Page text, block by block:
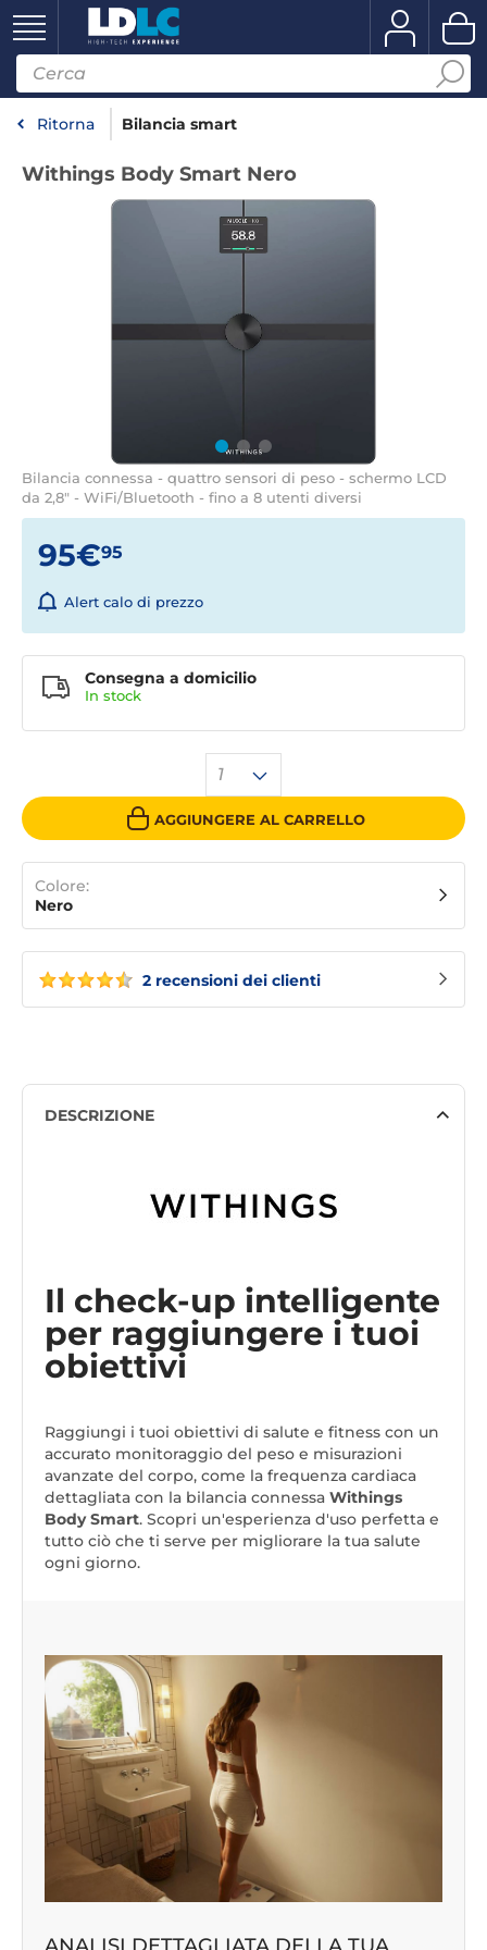
Ritorna Bilancia smart
Withings Body Smart Nero
Bilancia connessa - quattro sensori di peso - schermo LCD
da 2,8" - WiFi/Bluetooth - fino a 8 utenti diversi
2 recensioni dei clienti
95€95
Alert calo di prezzo
1
AGGIUNGERE AL CARRELLO
Consegna a domicilio
In stock
Colore:
Nero
DESCRIZIONE
Il check-up intelligente
per raggiungere i tuoi
obiettivi
Raggiungi i tuoi obiettivi di salute e fitness con un
accurato monitoraggio del peso e misurazioni
avanzate del corpo, come la frequenza cardiaca
dettagliata con la bilancia connessa Withings
Body Smart. Scopri un'esperienza d'uso perfetta e
tutto ciò che ti serve per migliorare la tua salute
ogni giorno.